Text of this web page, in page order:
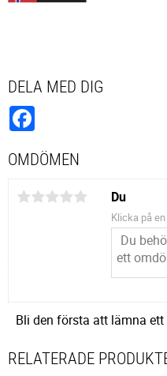
DELA MED DIG
OMDÖMEN
Du
Klicka på
Bli den första att lämna
RELATERADE